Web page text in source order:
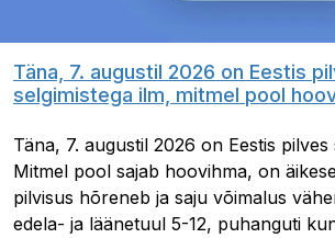
Täna, 7. augustil 2026 on Eestis
selgimistega ilm, mitmel pool
Täna, 7. augustil 2026 on Eestis pilves
Mitmel pool sajab hoovihma, on
pilvisus hõreneb ja saju võimalus
edela- ja läänetuul 5-12, puhanguti